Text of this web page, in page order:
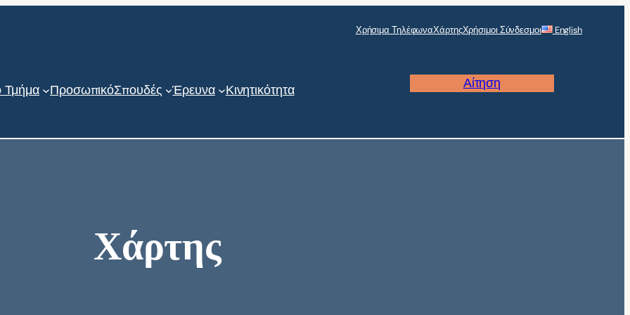
Χρήσιμα ΤηλέφωναΧάρτηςΧρήσιμοι Σύνδεσμοι English
Τμήμα ΠροσωπικόΣπουδές Έρευνα Κινητικότητα Αίτηση
Χάρτης